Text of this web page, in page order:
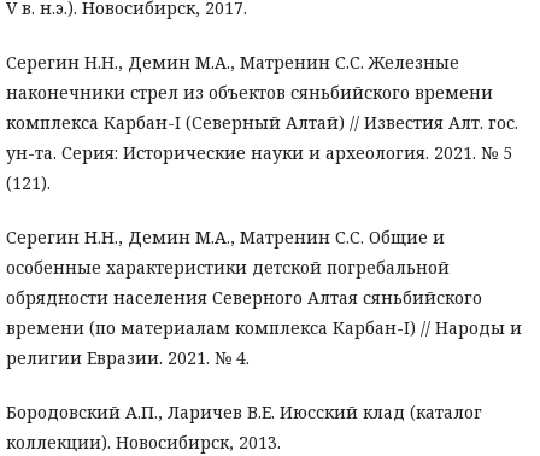
V в. н.э.). Новосибирск, 2017.
Серегин Н.Н., Демин М.А., Матренин С.С. Железные
наконечники стрел из объектов сяньбийского времени
комплекса Карбан-I (Северный Алтай) // Известия Алт. гос.
ун-та. Серия: Исторические науки и археология. 2021. № 5
(121).
Серегин Н.Н., Демин М.А., Матренин С.С. Общие и
особенные характеристики детской погребальной
обрядности населения Северного Алтая сяньбийского
времени (по материалам комплекса Карбан-I) // Народы и
религии Евразии. 2021. № 4.
Бородовский А.П., Ларичев В.Е. Июсский клад (каталог
коллекции). Новосибирск, 2013.